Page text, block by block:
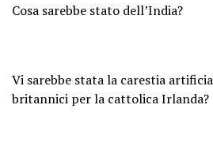
Cosa sarebbe stato dell’India?
Vi sarebbe stata la carestia
britannici per la cattolica Irlanda?